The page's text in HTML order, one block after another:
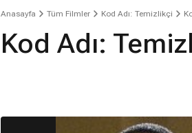
Anasayfa Tüm Filmler Kod Adı: Temizlikçi
Kod Adı: